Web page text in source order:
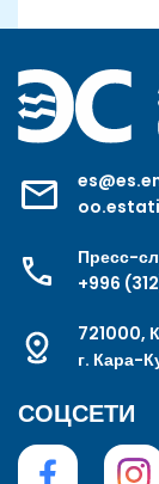
Пресс-
+996
721000,
г. Кара-
СОЦСЕТИ